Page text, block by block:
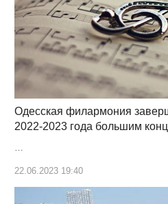
Одесская филармония
2022-2023 года большим
22.06.2023 19:40